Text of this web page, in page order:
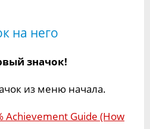
на него
значок!
из меню начала.